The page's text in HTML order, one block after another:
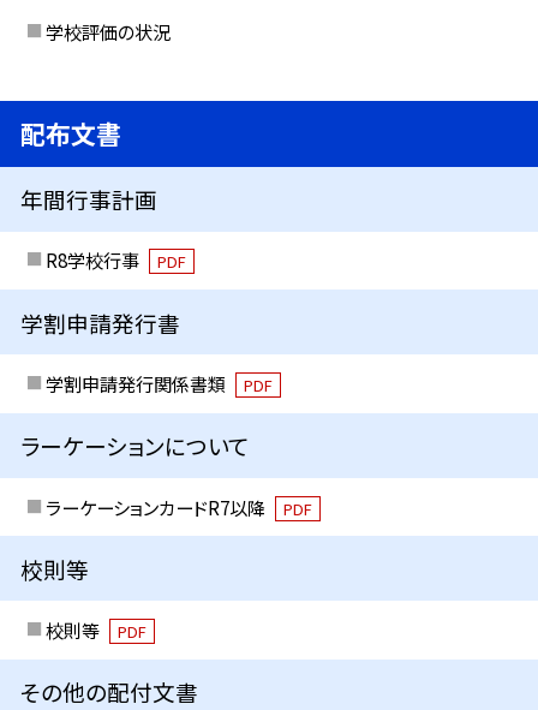
学校評価の状況
配布文書
年間行事計画
R8学校行事 PDF
学割申請発行書
学割申請発行関係書類 PDF
ラーケーションについて
ラーケーションカードR7以降 PDF
校則等
校則等 PDF
その他の配付文書